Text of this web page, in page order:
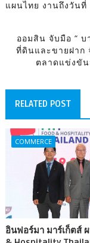
แผนไทย งานถึงวัน
ออมสิน จับมือ “ บ
ที่ดินและขายฝาก
ตลาดแข่งขั
RELATED POST
COMMERCE
อินฟอร์มา มาร์เก็ตส์